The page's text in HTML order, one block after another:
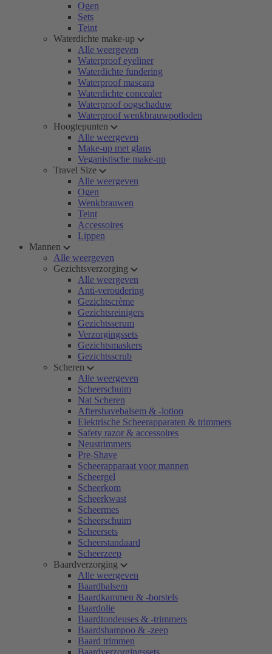
Ogen
Sets
Teint
Waterdichte make-up
Alle weergeven
Waterproof eyeliner
Waterdichte fundering
Waterproof mascara
Waterdichte concealer
Waterproof oogschaduw
Waterproof wenkbrauwpotloden
Hoogtepunten
Alle weergeven
Make-up met glans
Veganistische make-up
Travel Size
Alle weergeven
Ogen
Wenkbrauwen
Teint
Accessoires
Lippen
Mannen
Alle weergeven
Gezichtsverzorging
Alle weergeven
Anti-veroudering
Gezichtscrème
Gezichtsreinigers
Gezichtsserum
Verzorgingssets
Gezichtsmaskers
Gezichtsscrub
Scheren
Alle weergeven
Scheerschuim
Nat Scheren
Aftershavebalsem & -lotion
Elektrische Scheerapparaten & trimmers
Safety razor & accessoires
Neustrimmers
Pre-Shave
Scheerapparaat voor mannen
Scheergel
Scheerkom
Scheerkwast
Scheermes
Scheerschuim
Scheersets
Scheerstandaard
Scheerzeep
Baardverzorging
Alle weergeven
Baardbalsem
Baardkammen & -borstels
Baardolie
Baardtondeuses & -trimmers
Baardshampoo & -zeep
Baard trimmen
Baardverzorgingssets